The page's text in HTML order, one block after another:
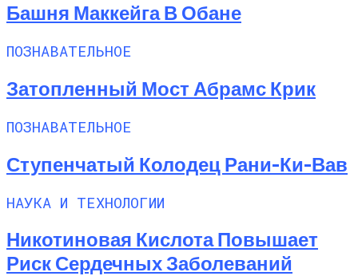
Башня Маккейга В Обане
ПОЗНАВАТЕЛЬНОЕ
Затопленный Мост Абрамс Крик
ПОЗНАВАТЕЛЬНОЕ
Ступенчатый Колодец Рани-Ки-Вав
НАУКА И ТЕХНОЛОГИИ
Никотиновая Кислота Повышает
Риск Сердечных Заболеваний